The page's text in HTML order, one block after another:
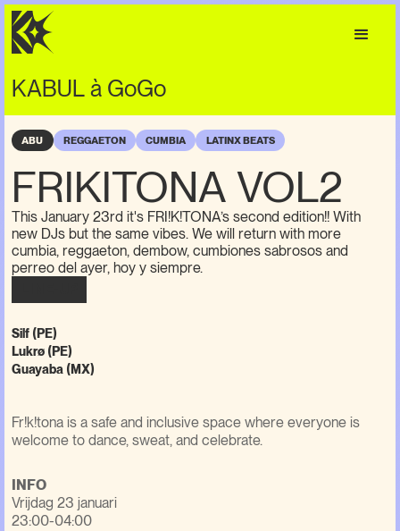
KABUL à GoGo
ABU REGGAETON CUMBIA LATINX BEATS
FRIKITONA VOL2
This January 23rd it's FRI!K!TONA’s second edition!! With
new DJs but the same vibes. We will return with more
cumbia, reggaeton, dembow, cumbiones sabrosos and
perreo del ayer, hoy y siempre.
Silf (PE)
Lukrø (PE)
Guayaba (MX)
Fr!k!tona is a safe and inclusive space where everyone is
welcome to dance, sweat, and celebrate.
INFO
Vrijdag 23 januari
23:00-04:00